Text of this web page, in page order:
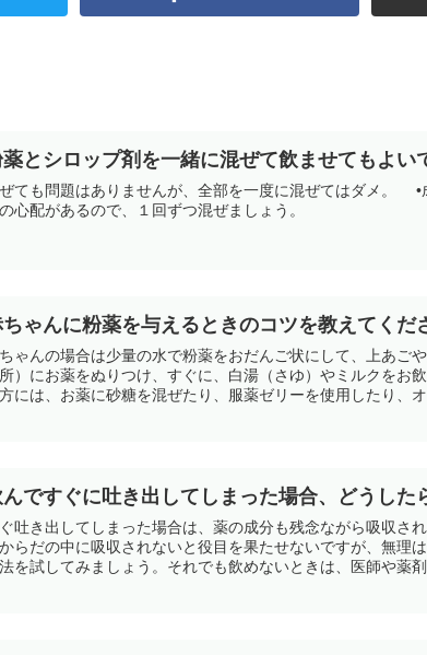
とシロップ剤を一緒に混ぜて飲ませてもよい
ても問題はありませんが、全部を一度に混ぜてはダメ。 •
心配があるので、１回ずつ混ぜましょう。
ゃんに粉薬を与えるときのコツを教えてくだ
ゃんの場合は少量の水で粉薬をおだんご状にして、上あご
）にお薬をぬりつけ、すぐに、白湯（さゆ）やミルクをお
には、お薬に砂糖を混ぜたり、服薬ゼリーを使用したり、
ですぐに吐き出してしまった場合、どうした
吐き出してしまった場合は、薬の成分も残念ながら吸収さ
らだの中に吸収されないと役目を果たせないですが、無理
を試してみましょう。それでも飲めないときは、医師や薬剤